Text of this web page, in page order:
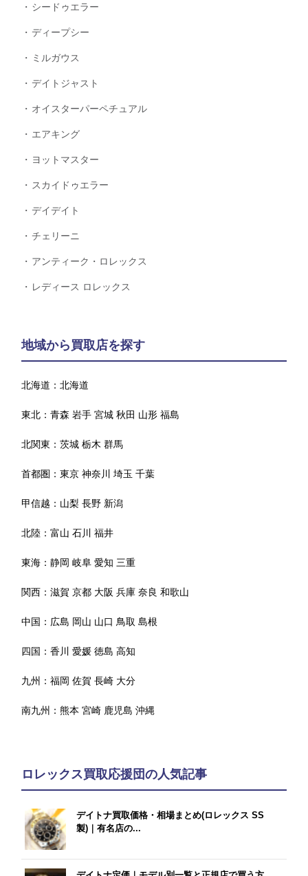
シードゥエラー
ディープシー
ミルガウス
デイトジャスト
オイスターパーペチュアル
エアキング
ヨットマスター
スカイドゥエラー
デイデイト
チェリーニ
アンティーク・ロレックス
レディース ロレックス
地域から買取店を探す
北海道：北海道
東北：青森 岩手 宮城 秋田 山形 福島
北関東：茨城 栃木 群馬
首都圏：東京 神奈川 埼玉 千葉
甲信越： 山梨 長野 新潟
北陸：富山 石川 福井
東海：静岡 岐阜 愛知 三重
関西：滋賀 京都 大阪 兵庫 奈良 和歌山
中国： 広島 岡山 山口 鳥取 島根
四国：香川 愛媛 徳島 高知
九州：福岡 佐賀 長崎 大分
南九州：熊本 宮崎 鹿児島 沖縄
ロレックス買取応援団の人気記事
デイトナ買取価格・相場まとめ(ロレックス SS
製)｜有名店の...